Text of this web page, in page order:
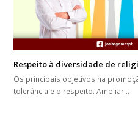
Respeito à diversidade de
Os principais objetivos na
tolerância e o respeito. Ampliar…